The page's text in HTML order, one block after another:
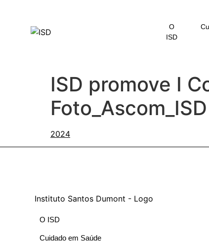
O
ISD
ISD promove I
O ISD
Cuidado em Saúde